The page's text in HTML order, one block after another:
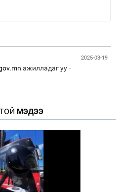
2025-03-19
ажилладаг уу
МЭДЭЭ